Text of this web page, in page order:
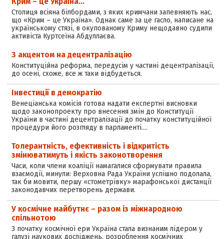
Столиця всіяна білбордами, з яких кримчани запевняють нас,
що «Крим – це Україна». Однак саме за це гасло, написане на
українському стязі, в окупованому Криму нещодавно судили
активіста Куртсеїна Абдуллаєва.
З акцентом на децентралізацію
Конституційна реформа, передусім у частині децентралізації,
до осені, схоже, все ж таки відбудеться.
Інвестиції в демократію
Венеціанська комісія готова надати експертні висновки
щодо законопроекту про внесення змін до Конституції
України в частині децентралізації до початку конституційної
процедури його розгляду в парламенті.…
Толерантність, ефективність і відкритість
змінюватимуть і якість законотворення
Часи, коли члени коаліції намагалися сформувати правила
взаємодії, минули: Верховна Рада України успішно подолала,
так би мовити, першу «стометрівку» марафонської дистанції
законодавчих перетворень держави.
У космічне майбутнє – разом із міжнародною
спільнотою
З початку космічної ери Україна стала визнаним лідером у
галузі наукових досліджень, розроблення космічних